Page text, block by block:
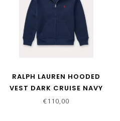
RALPH LAUREN HOODED
VEST DARK CRUISE NAVY
€110,00